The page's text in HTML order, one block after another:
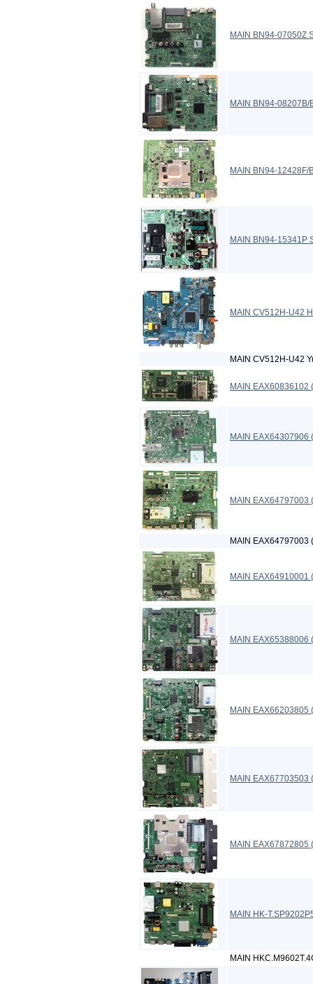
MAIN BN94-07050Z
MAIN BN94-
MAIN BN94-
MAIN BN94-15341P
MAIN CV512H-U42
MAIN CV512H-U42
MAIN EAX60836102
MAIN EAX64307906
MAIN EAX64797003
MAIN EAX64797003
MAIN EAX64910001
MAIN EAX65388006
MAIN EAX66203805
MAIN EAX67703503
MAIN EAX67872805
MAIN HK-
MAIN